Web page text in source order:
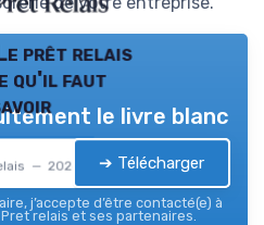
prêt relais
qu'il faut
— 2026
le livre blanc
➔ Télécharger
j’accepte d’être contacté(e) à
relais et ses partenaires.